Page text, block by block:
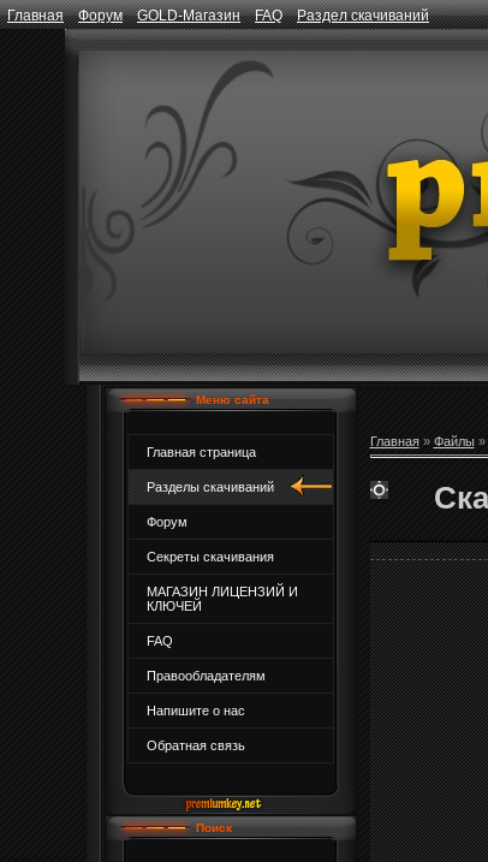
Главная Форум GOLD-Магазин FAQ Раздел скачиваний
Меню сайта
Главная страница
Разделы скачиваний
Форум
Секреты скачивания
МАГАЗИН ЛИЦЕНЗИЙ И
КЛЮЧЕЙ
FAQ
Правообладателям
Напишите о нас
Обратная связь
Поиск
Главная» Файлы»